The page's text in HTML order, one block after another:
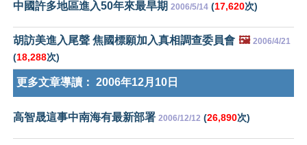
中國許多地區進入50年來最旱期 2006/5/14 (17,620次)
胡訪美進入尾聲 焦國標願加入真相調查委員會 🖼️ 2006/4/21
(18,288次)
更多文章導讀： 2006年12月10日
高智晟這事中南海有最新部署 2006/12/12 (26,890次)